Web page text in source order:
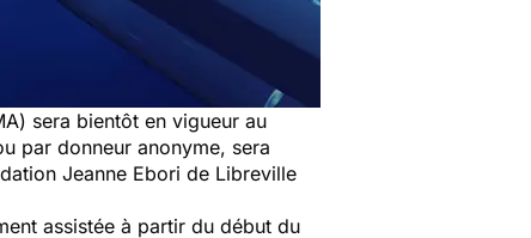
sera bientôt en vigueur au
par donneur anonyme, sera
Jeanne Ebori de Libreville
assistée à partir du début du